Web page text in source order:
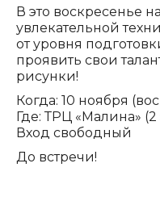
В это воскресенье
увлекательной
от уровня
проявить свои
рисунки!
Когда: 10 ноября
Где: ТРЦ «Малина» (2
Вход свободный
До встречи!